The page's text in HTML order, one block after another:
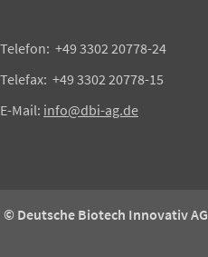
Telefon: +49 3302 20778-24
Telefax: +49 3302 20778-15
E-Mail: info@dbi-ag.de
© Deutsche Biotech Innovativ AG